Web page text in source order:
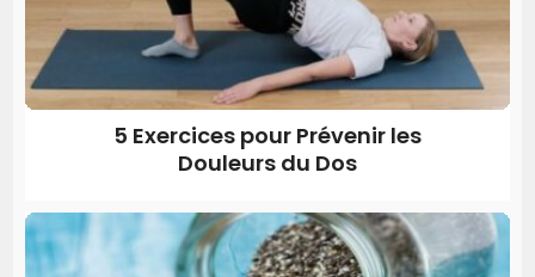
5 Exercices pour Prévenir les
Douleurs du Dos